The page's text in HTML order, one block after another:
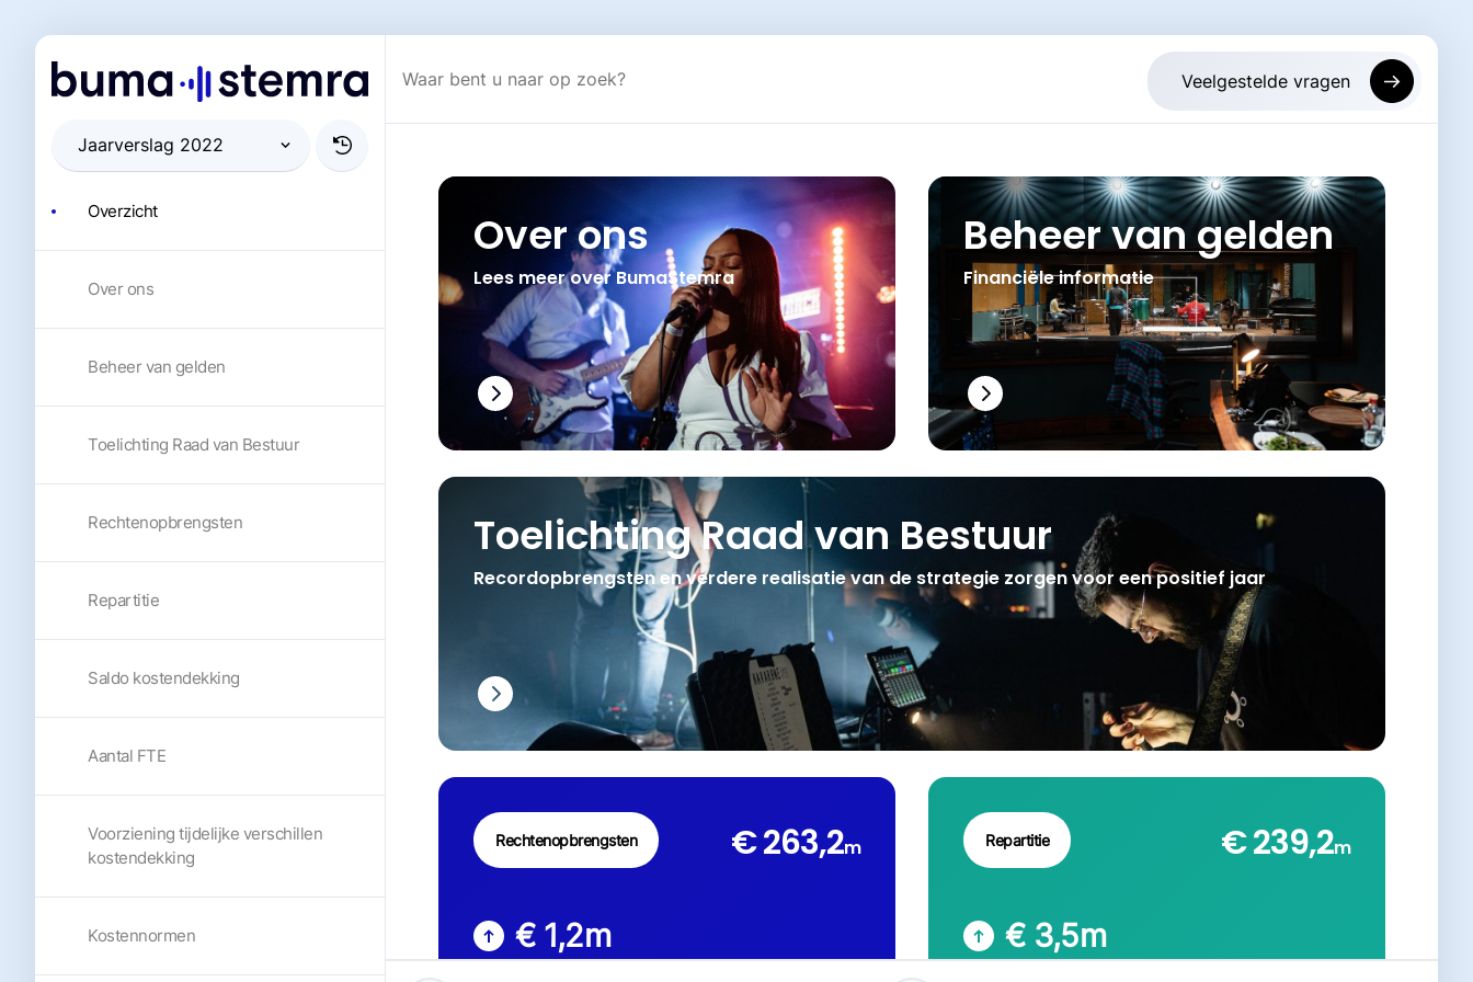
Overzicht
Over ons
Beheer van gelden
Toelichting Raad van Bestuur
Rechtenopbrengsten
Repartitie
Saldo kostendekking
Aantal FTE
Voorziening tijdelijke verschillen
kostendekking
Kostennormen
Over ons
Lees meer over BumaStemra
Beheer van gelden
Financiële informatie
Toelichting Raad van Bestuur
Recordopbrengsten en verdere realisatie van de strategie zorgen voor een positief jaar
Rechtenopbrengsten € 263,2m
€ 1,2m
Repartitie € 239,2m
€ 3,5m